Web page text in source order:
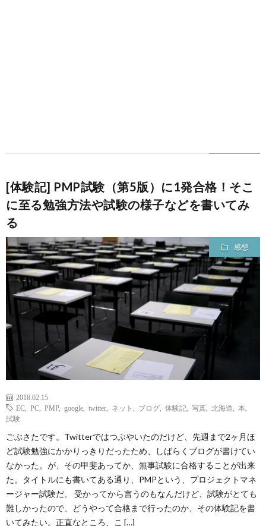
[体験記] PMP試験（第5版）に1発合格！そこ
に至る勉強方法や試験の様子などを書いてみ
る
感想
2018.02.15
EC
PC PMP google twitter ネット ブログ 体験記 写真 北海道 本
試験
ごぶさたです。Twitterではつぶやいたのだけど、先週まで2ヶ月ほ
ど試験勉強にかかりっきりだったため、しばらくブログが書けてい
なかった。が、その甲斐あってか、無事試験に合格することが出来
た。タイトルにも書いてある通り、PMPという、プロジェクトマネ
ージャー試験だ。 受かってから言うのもなんだけど、試験がとても
難しかったので、どうやって合格まで行ったのか、その体験記を書
いてみたい。正直なところ、こ […]